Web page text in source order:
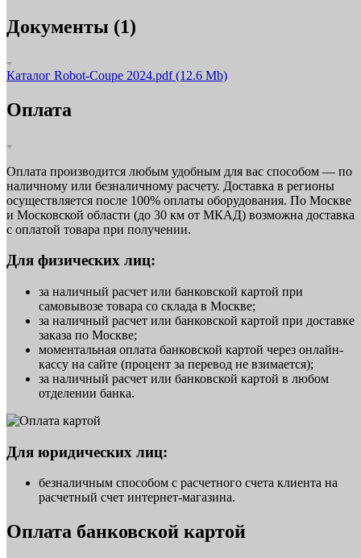
Документы (1)
Каталог Robot-Coupe 2024.pdf(12.6 Mb)
Оплата
Оплата производится любым удобным для вас способом — по
наличному или безналичному расчету. Доставка в регионы
осуществляется после 100% оплаты оборудования. По Москве
и Московской области (до 30 км от МКАД) возможна доставка
с оплатой товара при получении.
Для физических лиц:
за наличный расчет или банковской картой при
самовывозе товара со склада в Москве;
за наличный расчет или банковской картой при доставке
заказа по Москве;
моментальная оплата банковской картой через онлайн-
кассу на сайте (процент за перевод не взимается);
за наличный расчет или банковской картой в любом
отделении банка.
Для юридических лиц:
безналичным способом с расчетного счета клиента на
расчетный счет интернет-магазина.
Оплата банковской картой